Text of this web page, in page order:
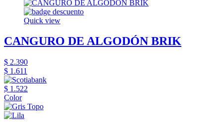
Quick view
CANGURO DE ALGODÓN BRIK
$ 2.390
$ 1.611
$ 1.522
Color